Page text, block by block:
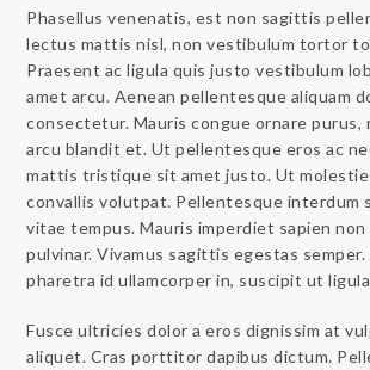
Phasellus venenatis, est non sagittis
lectus mattis nisl, non vestibulum tortor
Praesent ac ligula quis justo vestibulum
amet arcu. Aenean pellentesque aliquam
consectetur. Mauris congue ornare
arcu blandit et. Ut pellentesque eros ac
mattis tristique sit amet justo. Ut
convallis volutpat. Pellentesque
vitae tempus. Mauris imperdiet sapien
pulvinar. Vivamus sagittis egestas
pharetra id ullamcorper in, suscipit ut
Fusce ultricies dolor a eros dignissim at
aliquet. Cras porttitor dapibus dictum.